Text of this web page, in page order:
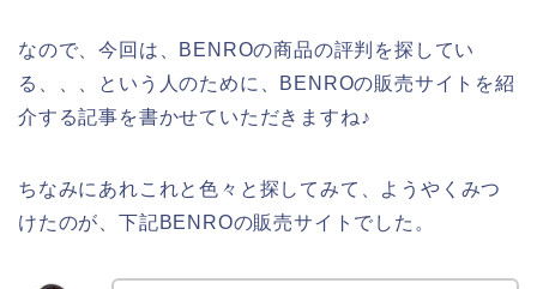
なので、今回は、BENROの商品の評判を探してい
る、、、という人のために、BENROの販売サイトを紹
介する記事を書かせていただきますね♪
ちなみにあれこれと色々と探してみて、ようやくみつ
けたのが、下記BENROの販売サイトでした。